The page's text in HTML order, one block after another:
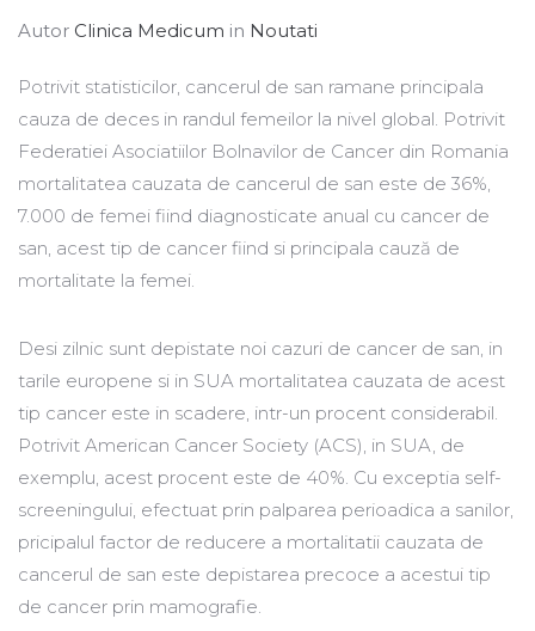
Autor Clinica Medicum in Noutati
Potrivit statisticilor, cancerul de san ramane principala
cauza de deces in randul femeilor la nivel global. Potrivit
Federatiei Asociatiilor Bolnavilor de Cancer din Romania
mortalitatea cauzata de cancerul de san este de 36%,
7.000 de femei fiind diagnosticate anual cu cancer de
san, acest tip de cancer fiind si principala cauză de
mortalitate la femei.
Desi zilnic sunt depistate noi cazuri de cancer de san, in
tarile europene si in SUA mortalitatea cauzata de acest
tip cancer este in scadere, intr-un procent considerabil.
Potrivit American Cancer Society (ACS), in SUA, de
exemplu, acest procent este de 40%. Cu exceptia self-
screeningului, efectuat prin palparea perioadica a sanilor,
pricipalul factor de reducere a mortalitatii cauzata de
cancerul de san este depistarea precoce a acestui tip
de cancer prin mamografie.